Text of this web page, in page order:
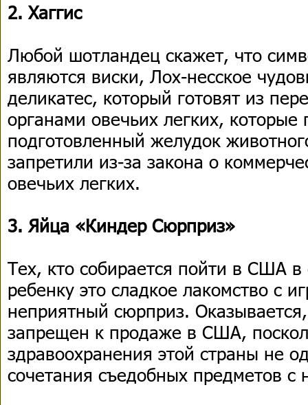
2. Хаггис
Любой шотландец скажет, что
являются виски, Лох-несское
деликатес, который готовят из
органами овечьих легких,
подготовленный желудок
запретили из-за закона о
овечьих легких.
3. Яйца «Киндер Сюрприз»
Тех, кто собирается пойти в США в
ребенку это сладкое лакомство с
неприятный сюрприз.
запрещен к продаже в США,
здравоохранения этой страны не
сочетания съедобных предметов с